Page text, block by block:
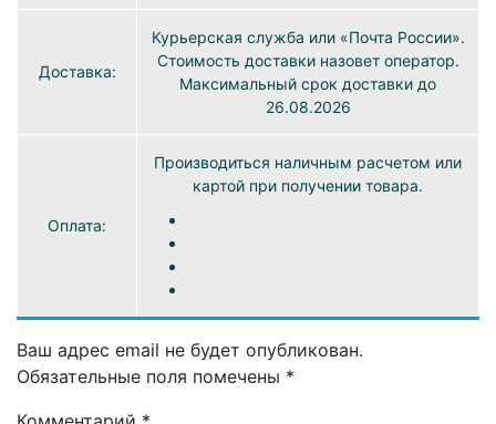
Доставка:
Курьерская служба или «Почта России».
Стоимость доставки назовет оператор.
Максимальный срок доставки до
26.08.2026
Оплата:
Производиться наличным расчетом или
картой при получении товара.
Ваш адрес email не будет опубликован.
Обязательные поля помечены *